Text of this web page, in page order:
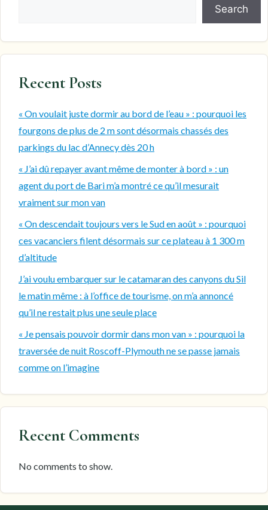
Search
Recent Posts
« On voulait juste dormir au bord de l’eau » : pourquoi les
fourgons de plus de 2 m sont désormais chassés des
parkings du lac d’Annecy dès 20 h
« J’ai dû repayer avant même de monter à bord » : un
agent du port de Bari m’a montré ce qu’il mesurait
vraiment sur mon van
« On descendait toujours vers le Sud en août » : pourquoi
ces vacanciers filent désormais sur ce plateau à 1 300 m
d’altitude
J’ai voulu embarquer sur le catamaran des canyons du Sil
le matin même : à l’office de tourisme, on m’a annoncé
qu’il ne restait plus une seule place
« Je pensais pouvoir dormir dans mon van » : pourquoi la
traversée de nuit Roscoff-Plymouth ne se passe jamais
comme on l’imagine
Recent Comments
No comments to show.